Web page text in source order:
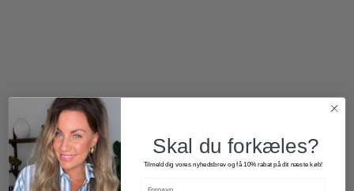
Skal du forkæles?
Tilmeld dig vores nyhedsbrev og få 10% rabat på dit næste køb!